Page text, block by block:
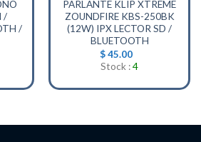
/
/
PARLANTE KLIP XTREME
ZOUNDFIRE KBS-250BK
(12W) IPX LECTOR SD /
BLUETOOTH
$45.00
Stock :4